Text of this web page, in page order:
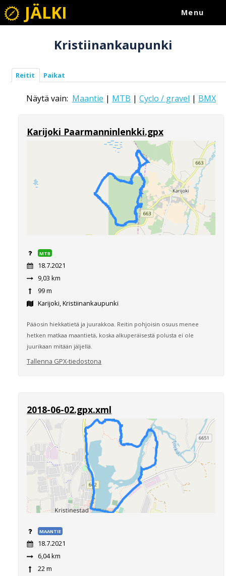
JÄLKI Menu
Kristiinankaupunki
Reitit Paikat
Näytä vain: Maantie | MTB | Cyclo / gravel | BMX
Karijoki Paarmanninlenkki.gpx
MTB
18.7.2021
9,03 km
99 m
Karijoki, Kristiinankaupunki
Pääosin hiekkatietä ja juurakkoa. Reitin pohjoisin osuus menee
hetken matkaa maantietä, koska alkuperäisestä polusta ei ole
juurikaan mitään jäljellä.
Tallenna GPX-tiedostona
2018-06-02.gpx.xml
MAANTIE
18.7.2021
6,04 km
22 m